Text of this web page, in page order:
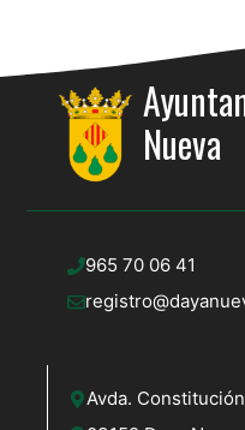
Nueva
965 70 06 41
Avda.